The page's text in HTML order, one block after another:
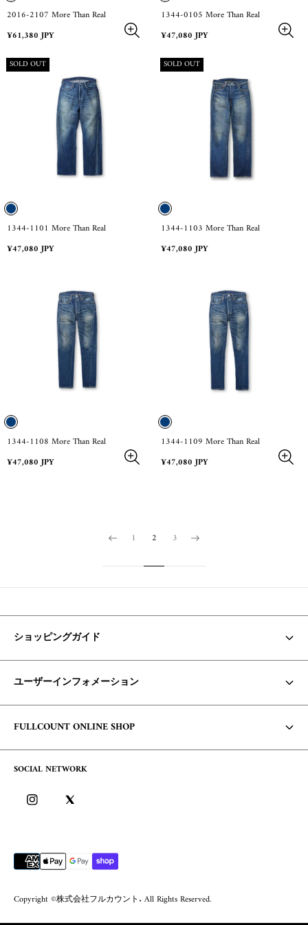
2016-2107 More Than Real
Regular
¥61,380 JPY
1344-0105 More Than Real
Regular
¥47,080 JPY
PRODUCT
LABEL:
SOLD OUT
1344-1101 More Than Real
Regular
¥47,080 JPY
PRODUCT
LABEL:
SOLD OUT
1344-1103 More Than Real
Regular
¥47,080 JPY
1344-1108 More Than Real
Regular
¥47,080 JPY
1344-1109 More Than Real
Regular
¥47,080 JPY
1 2 3
SOCIAL NETWORK
ショッピングガイド
お支払い方法・配送について
利用規約
個人情報保護方針
特定商取引に基づく表記
ユーザーインフォメーション
よくあるご質問
ログイン
FULLCOUNT ONLINE SHOP
コンセプト
ブログ
Copyright ©株式会社フルカウント. All Rights Reserved.